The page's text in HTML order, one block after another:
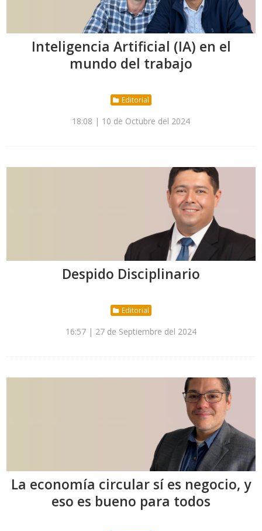
Inteligencia Artificial (IA) en el
mundo del trabajo
Editorial
18:08 | 10 de Octubre del 2024
Despido Disciplinario
Editorial
16:57 | 27 de Septiembre del 2024
La economía circular sí es negocio, y
eso es bueno para todos